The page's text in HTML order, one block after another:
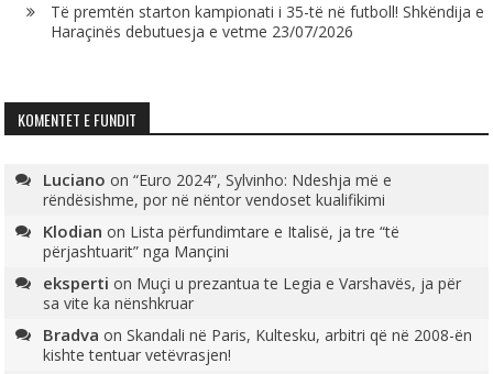
Të premtën starton kampionati i 35-të në futboll! Shkëndija e
Haraçinës debutuesja e vetme 23/07/2026
KOMENTET E FUNDIT
Luciano on“Euro 2024”, Sylvinho: Ndeshja më e
rëndësishme, por në nëntor vendoset kualifikimi
Klodian on Lista përfundimtare e Italisë, ja tre “të
përjashtuarit” nga Mançini
eksperti on Muçi u prezantua te Legia e Varshavës, ja për
sa vite ka nënshkruar
Bradva onSkandali në Paris, Kultesku, arbitri që në 2008-ën
kishte tentuar vetëvrasjen!